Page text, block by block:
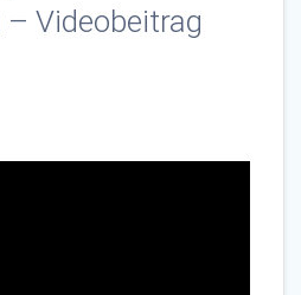
Videobeitrag